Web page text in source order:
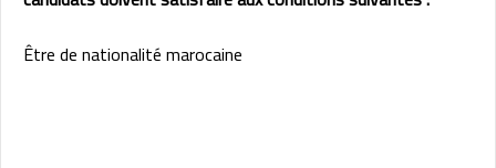
Être de nationalité marocaine